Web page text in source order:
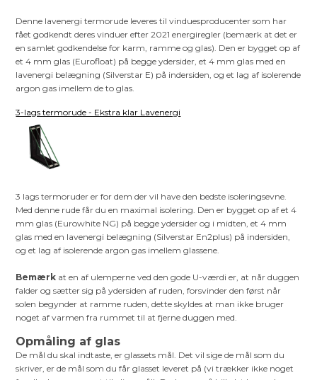
Denne lavenergi termorude leveres til vinduesproducenter som har
fået godkendt deres vinduer efter 2021 energiregler (bemærk at det er
en samlet godkendelse for karm, ramme og glas). Den er bygget op af
et 4 mm glas (Eurofloat) på begge ydersider, et 4 mm glas med en
lavenergi belægning (Silverstar E) på indersiden, og et lag af isolerende
argon gas imellem de to glas.
3-lags termorude - Ekstra klar Lavenergi
3 lags termoruder er for dem der vil have den bedste isoleringsevne.
Med denne rude får du en maximal isolering. Den er bygget op af et 4
mm glas (Eurowhite NG) på begge ydersider og i midten, et 4 mm
glas med en lavenergi belægning (Silverstar En2plus) på indersiden,
og et lag af isolerende argon gas imellem glassene.
Bemærk at en af ulemperne ved den gode U-værdi er, at når duggen
falder og sætter sig på ydersiden af ruden, forsvinder den først når
solen begynder at ramme ruden, dette skyldes at man ikke bruger
noget af varmen fra rummet til at fjerne duggen med.
Opmåling af glas
De mål du skal indtaste, er glassets mål. Det vil sige de mål som du
skriver, er de mål som du får glasset leveret på (vi trækker ikke noget